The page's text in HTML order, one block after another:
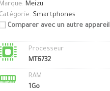
Marque: Meizu
Catégorie: Smartphones
Comparer avec un autre appareil
Processeur
MT6732
RAM
1Go